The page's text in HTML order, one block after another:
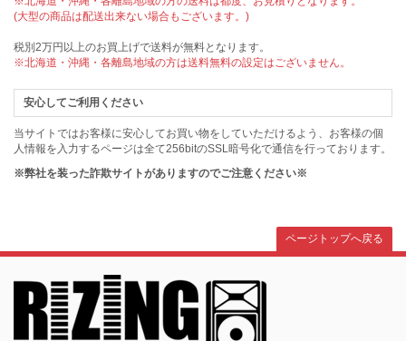
(大型の商品は配送出来ない場合もございます。)
税別2万円以上のお買上げで送料が無料となります。
※北海道・沖縄・各離島地域の方は送料無料の設定はございません。
安心してご利用ください
当サイトではお客様に安心してお買い物をしていただけるよう、お客様の個
人情報を入力するページは全て256bitのSSL暗号化で通信を行っております。
※弊社を装った詐欺サイトがありますのでご注意ください※
ページトップへ戻る